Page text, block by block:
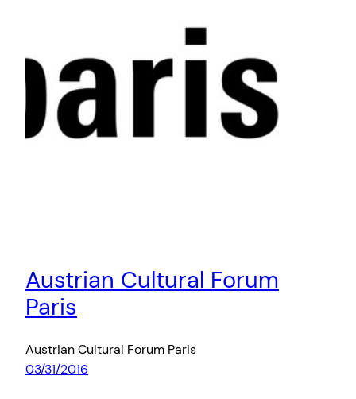
Austrian Cultural Forum
Paris
Austrian Cultural Forum Paris
03/31/2016